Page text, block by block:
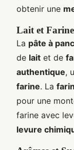
obtenir une
Lait et
La pâte à
de lait et de
authentique,
farine. La
pour une
farine avec
levure